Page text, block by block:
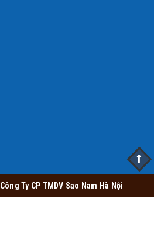
Công Ty CP TMDV Sao Nam Hà Nội